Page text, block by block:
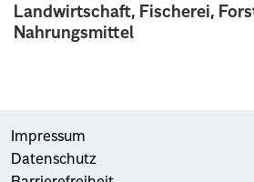
Landwirtschaft, Fischerei,
Nahrungsmittel
Impressum
Datenschutz